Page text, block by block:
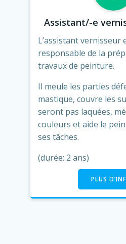
Assistant/-e
L’assistant vernisseur
responsable de la
travaux de peinture.
Il meule les parties
mastique, couvre les
seront pas laquées,
couleurs et aide le
ses tâches.
(durée: 2 ans)
PLUS